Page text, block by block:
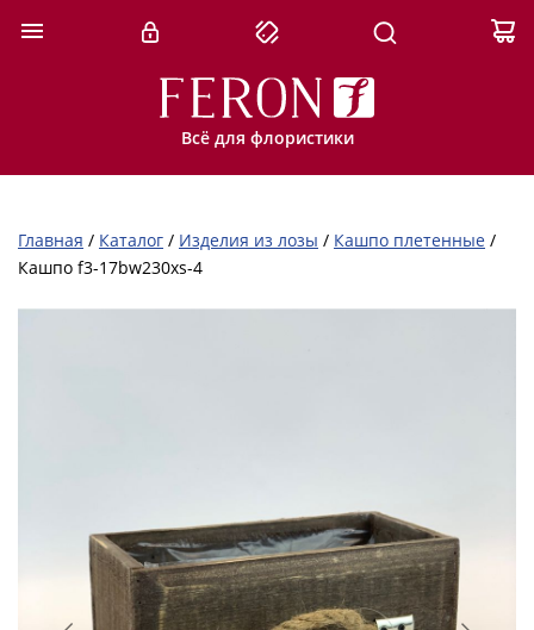
Всё для флористики
Главная / Каталог / Изделия из лозы / Кашпо плетенные /
Кашпо f3-17bw230xs-4